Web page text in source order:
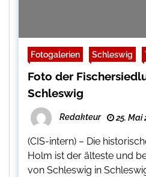
Fotogalerien Schleswig
Foto der
Schleswig
Redakteur 25. Mai
(CIS-intern) – Die
Holm ist der älteste und
von Schleswig in